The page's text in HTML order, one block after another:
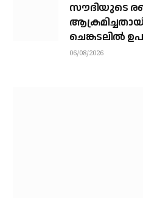
സൗദിയുടെ
ചെങ്കടലിൽ
06/08/2026